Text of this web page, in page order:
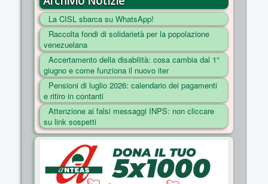
CHI SIAMO
DOVE SIAMO
COSA FACCIAMO
ENTI
NOTIZIE
ESSENZIALI
MAPPA DEL SITO
CONVENZIONI
FOTO
La CISL sbarca su WhatsApp!
Raccolta fondi di solidarietà per la popolazione
venezuelana
Accertamento della disabilità: cosa cambia dal 1°
giugno e come funziona il nuovo iter
Pensioni di luglio 2026: calendario dei pagamenti
e ritiro in contanti
Attenzione ai falsi messaggi INPS: non cliccare
su link sospetti